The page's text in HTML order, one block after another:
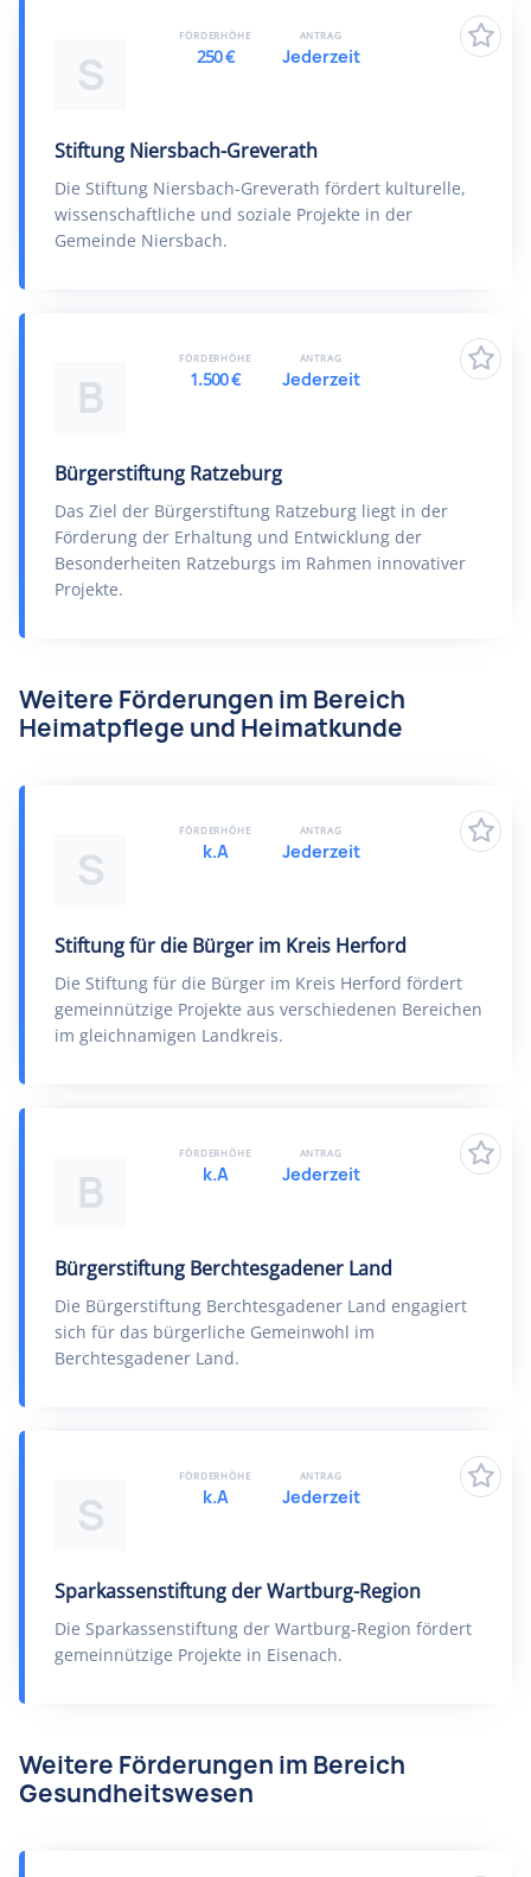
S
Stiftung Niersbach-Greverath
Die Stiftung Niersbach-Greverath fördert kulturelle,
wissenschaftliche und soziale Projekte in der
Gemeinde Niersbach.
FÖRDERHÖHE
250 €
ANTRAG
Jederzeit
B
Bürgerstiftung Ratzeburg
Das Ziel der Bürgerstiftung Ratzeburg liegt in der
Förderung der Erhaltung und Entwicklung der
Besonderheiten Ratzeburgs im Rahmen innovativer
Projekte.
FÖRDERHÖHE
1.500 €
ANTRAG
Jederzeit
Weitere Förderungen im Bereich
Heimatpflege und Heimatkunde
S
Stiftung für die Bürger im Kreis Herford
Die Stiftung für die Bürger im Kreis Herford fördert
gemeinnützige Projekte aus verschiedenen Bereichen
im gleichnamigen Landkreis.
FÖRDERHÖHE
k.A
ANTRAG
Jederzeit
B
Bürgerstiftung Berchtesgadener Land
Die Bürgerstiftung Berchtesgadener Land engagiert
sich für das bürgerliche Gemeinwohl im
Berchtesgadener Land.
FÖRDERHÖHE
k.A
ANTRAG
Jederzeit
S
Sparkassenstiftung der Wartburg-Region
Die Sparkassenstiftung der Wartburg-Region fördert
gemeinnützige Projekte in Eisenach.
FÖRDERHÖHE
k.A
ANTRAG
Jederzeit
Weitere Förderungen im Bereich
Gesundheitswesen